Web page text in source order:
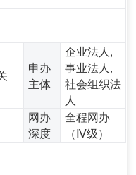
申办
主体
企业法人,
事业法人,
社会组织法
人
网办
深度
全程网办
（Ⅳ级）